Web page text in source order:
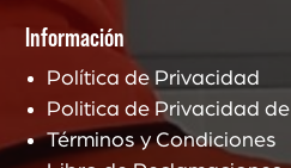
Información
Política de Privacidad
Politica de Privacidad
Términos y Condiciones